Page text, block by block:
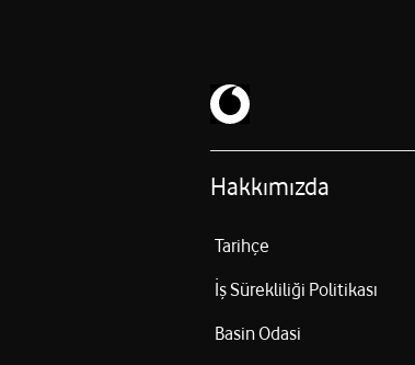
Hakkımızda
Tarihçe
İş Sürekliliği Politikası
Basin Odasi